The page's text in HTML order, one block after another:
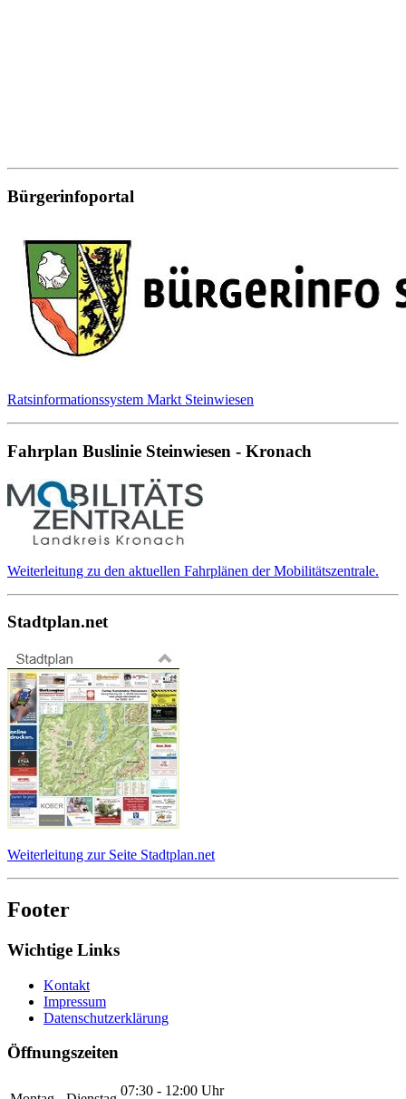
Bürgerinfoportal
Ratsinformationssystem Markt Steinwiesen
Fahrplan Buslinie Steinwiesen - Kronach
Weiterleitung zu den aktuellen Fahrplänen der Mobilitätszentrale.
Stadtplan.net
Weiterleitung zur Seite Stadtplan.net
Footer
Wichtige Links
Kontakt
Impressum
Datenschutzerklärung
Öffnungszeiten
07:30 - 12:00 Uhr